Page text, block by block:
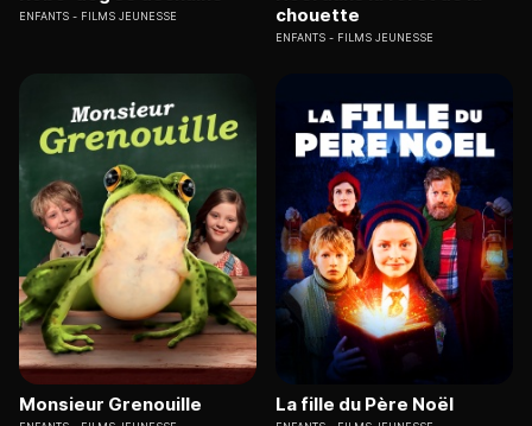
ENFANTS FILMS JEUNESSE
chouette
ENFANTS FILMS JEUNESSE
Monsieur Grenouille La fille du Père Noël